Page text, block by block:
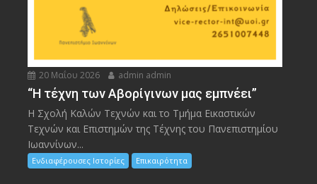
20 Μαΐου 2026 admin admin
“Η τέχνη των Αβορίγινων μας εμπνέει”
Η Σχολή Καλών Τεχνών και το Τμήμα Εικαστικών
Τεχνών και Επιστημών της Τέχνης του Πανεπιστημίου
Ιωαννίνων...
Ενδιαφέρουσες Ιστορίες Επικαιρότητα